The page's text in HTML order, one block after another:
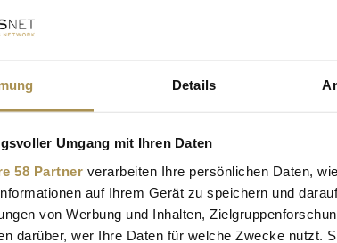
Details
Umgang mit Ihren Daten
58 Partner verarbeiten Ihre persönlichen Daten,
auf Ihrem Gerät zu speichern und
von Werbung und Inhalten,
darüber, wer Ihre Daten für welche Zwecke nutzt.